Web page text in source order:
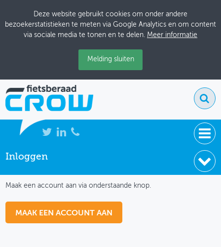
Deze website gebruikt cookies om onder andere
bezoekerstatistieken te meten via Google Analytics en om content
via sociale media te tonen en te delen. Meer informatie
Melding sluiten
NIEUWS
Inloggen
Maak een account aan via onderstaande knop.
MAAK EEN ACCOUNT AAN